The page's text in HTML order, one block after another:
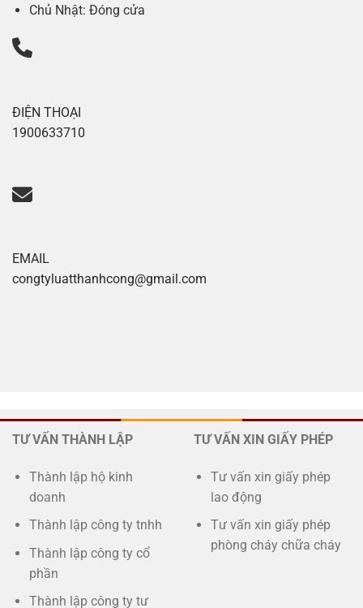
Chủ Nhật: Đóng cửa
ĐIỆN THOẠI
1900633710
EMAIL
congtyluatthanhcong@gmail.com
TƯ VẤN THÀNH LẬP
Thành lập hộ kinh
doanh
Thành lập công ty tnhh
Thành lập công ty cổ
phần
Thành lập công ty tư
TƯ VẤN XIN GIẤY PHÉP
Tư vấn xin giấy phép
lao động
Tư vấn xin giấy phép
phòng cháy chữa cháy